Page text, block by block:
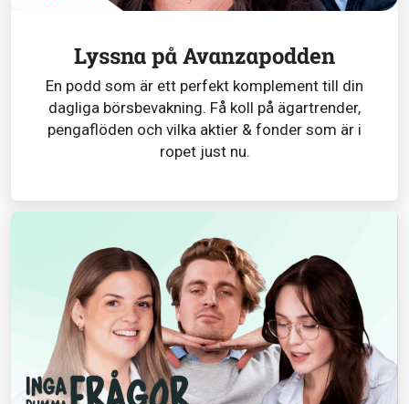
Lyssna på Avanzapodden
En podd som är ett perfekt komplement till din
dagliga börsbevakning. Få koll på ägartrender,
pengaflöden och vilka aktier & fonder som är i
ropet just nu.